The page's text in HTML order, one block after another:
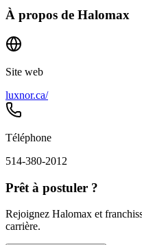
À propos de Halomax
Site web
luxnor.ca/
Téléphone
514-380-2012
Prêt à postuler ?
Rejoignez Halomax et
carrière.